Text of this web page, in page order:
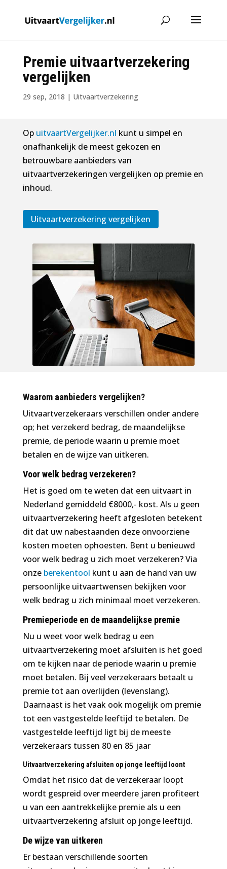
Premie uitvaartverzekering
vergelijken
29 sep, 2018 | Uitvaartverzekering
Op uitvaartVergelijker.nl kunt u simpel en
onafhankelijk de meest gekozen en
betrouwbare aanbieders van
uitvaartverzekeringen vergelijken op premie en
inhoud.
Uitvaartverzekering vergelijken
Waarom aanbieders vergelijken?
Uitvaartverzekeraars verschillen onder andere
op; het verzekerd bedrag, de maandelijkse
premie, de periode waarin u premie moet
betalen en de wijze van uitkeren.
Voor welk bedrag verzekeren?
Het is goed om te weten dat een uitvaart in
Nederland gemiddeld €8000,- kost. Als u geen
uitvaartverzekering heeft afgesloten betekent
dit dat uw nabestaanden deze onvoorziene
kosten moeten ophoesten. Bent u benieuwd
voor welk bedrag u zich moet verzekeren? Via
onze berekentool kunt u aan de hand van uw
persoonlijke uitvaartwensen bekijken voor
welk bedrag u zich minimaal moet verzekeren.
Premieperiode en de maandelijkse premie
Nu u weet voor welk bedrag u een
uitvaartverzekering moet afsluiten is het goed
om te kijken naar de periode waarin u premie
moet betalen. Bij veel verzekeraars betaalt u
premie tot aan overlijden (levenslang).
Daarnaast is het vaak ook mogelijk om premie
tot een vastgestelde leeftijd te betalen. De
vastgestelde leeftijd ligt bij de meeste
verzekeraars tussen 80 en 85 jaar
Uitvaartverzekering afsluiten op jonge leeftijd loont
Omdat het risico dat de verzekeraar loopt
wordt gespreid over meerdere jaren profiteert
u van een aantrekkelijke premie als u een
uitvaartverzekering afsluit op jonge leeftijd.
De wijze van uitkeren
Er bestaan verschillende soorten